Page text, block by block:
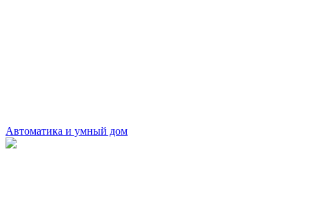
Автоматика и умный дом